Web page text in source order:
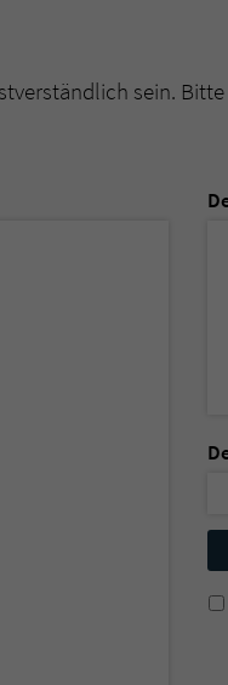
sein.